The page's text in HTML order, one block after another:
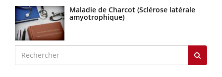
Maladie de Charcot (Sclérose latérale
amyotrophique)